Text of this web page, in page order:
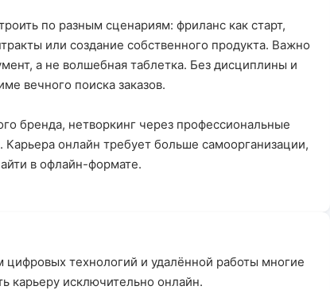
по разным сценариям: фриланс как старт,
или создание собственного продукта. Важно
а не волшебная таблетка. Без дисциплины и
вечного поиска заказов.
бренда, нетворкинг через профессиональные
онлайн требует больше самоорганизации,
в офлайн-формате.
цифровых технологий и удалённой работы многие
карьеру исключительно онлайн.